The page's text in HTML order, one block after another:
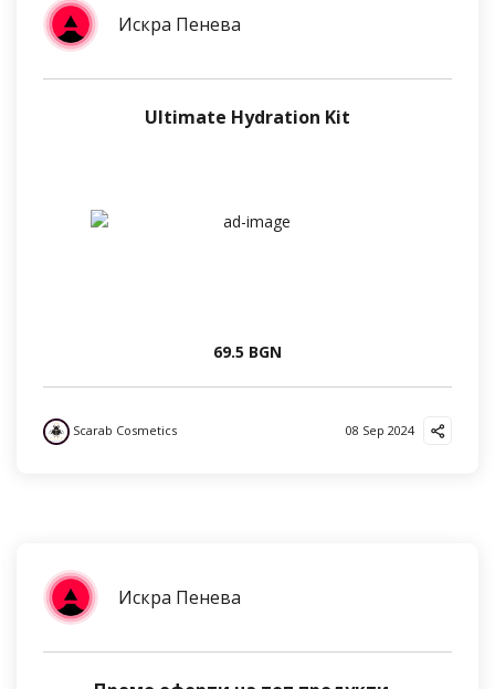
Искра Пенева
Ultimate Hydration Kit
69.5 BGN
Scarab Cosmetics 08 Sep 2024
Искра Пенева